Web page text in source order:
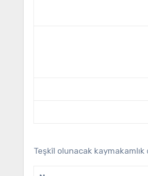
Teşkîl olunacak